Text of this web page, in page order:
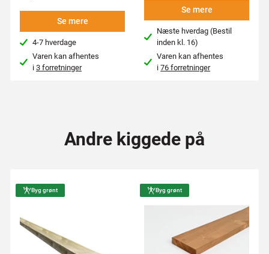
Se mere
4-7 hverdage
Varen kan afhentes
i3 forretninger
Se mere
Næste hverdag (Bestil
inden kl. 16)
Varen kan afhentes
i76 forretninger
Andre kiggede på
Byg grønt Byg grønt